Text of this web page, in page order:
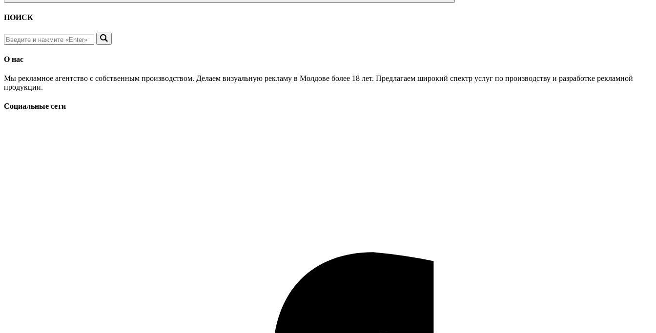
ПОИСК
О нас
Мы рекламное агентство с собственным производством. Делаем визуальную рекламу в Молдове более 18 лет. Предлагаем широкий спектр услуг по производству и разработке рекламной
продукции.
Социальные сети